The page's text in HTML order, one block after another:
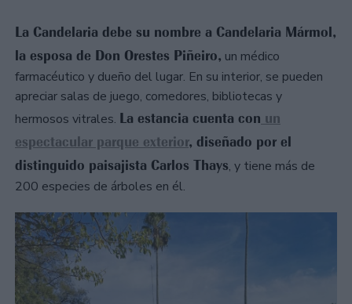
La Candelaria debe su nombre a Candelaria Mármol,
la esposa de Don Orestes Piñeiro, un médico
farmacéutico y dueño del lugar. En su interior, se pueden
apreciar salas de juego, comedores, bibliotecas y
hermosos vitrales. La estancia cuenta con un
espectacular parque exterior, diseñado por el
distinguido paisajista Carlos Thays, y tiene más de
200 especies de árboles en él.